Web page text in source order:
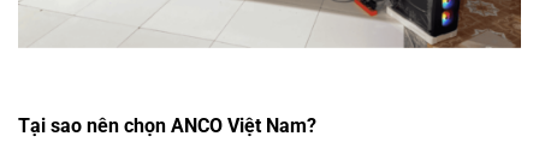
Tại sao nên chọn ANCO Việt Nam?